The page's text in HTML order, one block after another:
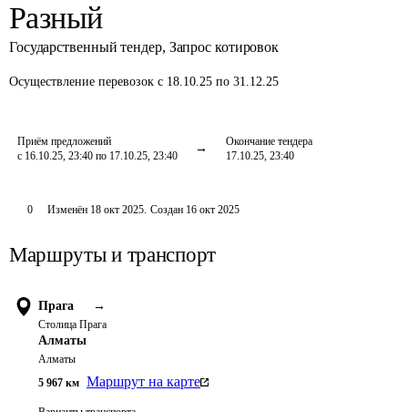
Разный
Государственный тендер, Запрос котировок
Осуществление перевозок с 18.10.25 по 31.12.25
Приём предложений
с 16.10.25, 23:40 по 17.10.25, 23:40
Окончание тендера
17.10.25, 23:40
0 Изменён 18 окт 2025. Создан 16 окт 2025
Маршруты и транспорт
Прага →
Столица Прага
Алматы
Алматы
5 967 км Маршрут на карте